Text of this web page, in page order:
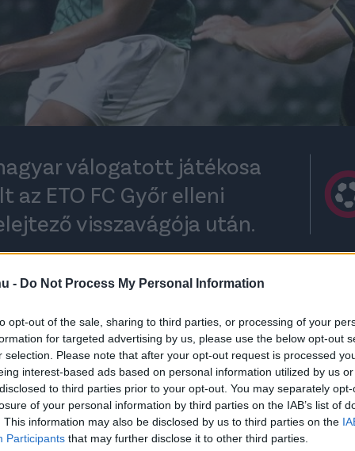
- Do Not Process My Personal Information
opt-out of the sale, sharing to third parties, or processing of your
for targeted advertising by us, please use the below opt-out
selection. Please note that after your opt-out request is processed
interest-based ads based on personal information utilized by us
to third parties prior to your opt-out. You may separately
of your personal information by third parties on the IAB’s list of
This information may also be disclosed by us to third parties on the
Participants that may further disclose it to other third parties.
válogatott játékosa
ETO FC Győr elleni
visszavágója után.
Csakfoci
nyert a svéd AIK Stockholm ellen, és így 3-2-
Liga-selejtező playoff-körébe.
AIK magyar válogatott
értékelt azM4 Sport kamerái